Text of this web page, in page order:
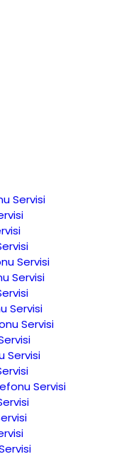
Servisi
Servisi
Servisi
Servisi
Servisi
Servisi
Servisi